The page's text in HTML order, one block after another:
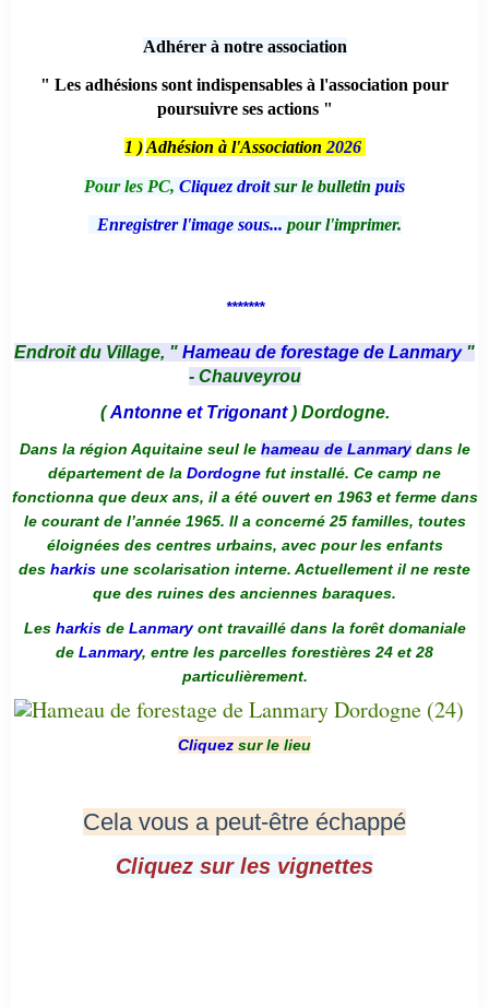
Adhérer à notre association
" Les adhésions sont indispensables à l'association pour
poursuivre ses actions "
1 ) Adhésion à l'Association 2026
Pour les PC, Cliquez droitsur le bulletin puis
Enregistrer l'image sous... pour l'imprimer.
*******
Endroit du Village, " Hameau de forestage de Lanmary "
- Chauveyrou
(Antonne et Trigonant) Dordogne.
Dans la région Aquitaine seul le hameau de Lanmarydans le
département de la Dordogne fut installé. Ce camp ne
fonctionna que deux ans, il a été ouvert en 1963 et ferme dans
le courant de l’année 1965. Il a concerné 25 familles, toutes
éloignées des centres urbains, avec pour les enfants
des harkis une scolarisation interne. Actuellement il ne reste
que des ruines des anciennes baraques.
Les harkis de Lanmaryont travaillé dans la forêt domaniale
de Lanmary, entre les parcelles forestières 24 et 28
particulièrement.
Cliquez sur le lieu
Cela vous a peut-être échappé
Cliquez sur les vignettes